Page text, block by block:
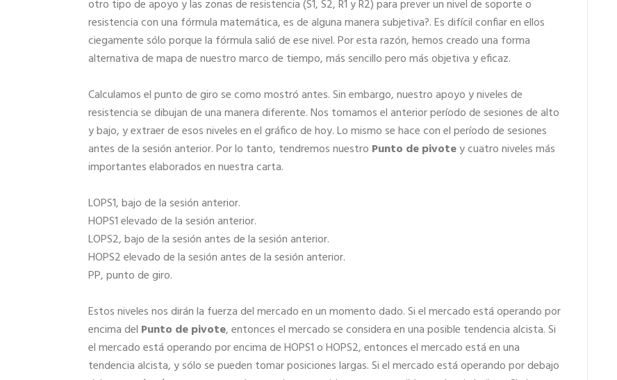
otro tipo de apoyo y las zonas de resistencia (S1, S2, R1 y R2) para prever un nivel de soporte o
resistencia con una fórmula matemática, es de alguna manera subjetiva?. Es difícil confiar en ellos
ciegamente sólo porque la fórmula salió de ese nivel. Por esta razón, hemos creado una forma
alternativa de mapa de nuestro marco de tiempo, más sencillo pero más objetiva y eficaz.
Calculamos el punto de giro se como mostró antes. Sin embargo, nuestro apoyo y niveles de
resistencia se dibujan de una manera diferente. Nos tomamos el anterior período de sesiones de alto
y bajo, y extraer de esos niveles en el gráfico de hoy. Lo mismo se hace con el período de sesiones
antes de la sesión anterior. Por lo tanto, tendremos nuestro Punto de pivotey cuatro niveles más
importantes elaborados en nuestra carta.
LOPS1, bajo de la sesión anterior.
HOPS1 elevado de la sesión anterior.
LOPS2, bajo de la sesión antes de la sesión anterior.
HOPS2 elevado de la sesión antes de la sesión anterior.
PP, punto de giro.
Estos niveles nos dirán la fuerza del mercado en un momento dado. Si el mercado está operando por
encima del Punto de pivote, entonces el mercado se considera en una posible tendencia alcista. Si
el mercado está operando por encima de HOPS1 o HOPS2, entonces el mercado está en una
tendencia alcista, y sólo se pueden tomar posiciones largas. Si el mercado está operando por debajo